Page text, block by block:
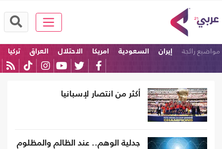
مواضيع رائجة إيران السعودية امريكا الاحتلال العراق تركيا
أكثر من انتصار لإسبانيا
جدلية الوهم.. عند الظالم والمظلوم